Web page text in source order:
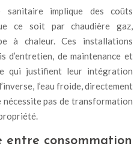
sanitaire implique des coûts
ce soit par chaudière gaz,
à chaleur. Ces installations
d’entretien, de maintenance et
qui justifient leur intégration
l’eau froide, directement
pas de transformation
consommation